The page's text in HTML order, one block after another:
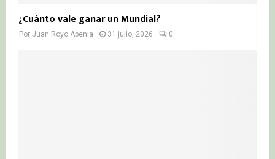
¿Cuánto vale ganar un Mundial?
Por Juan Royo Abenia 31 julio, 2026 0